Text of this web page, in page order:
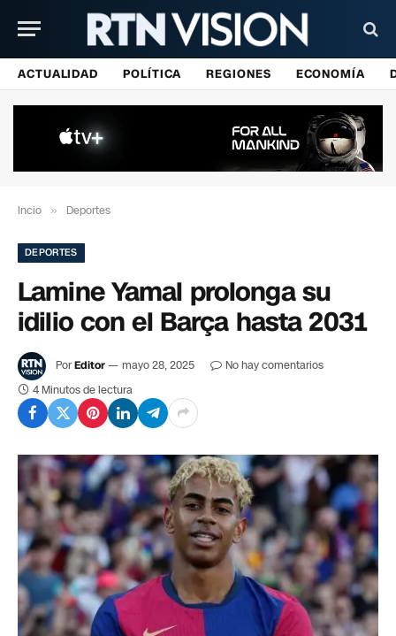
ACTUALIDAD POLÍTICA REGIONES ECONOMÍA
Incio » Deportes
DEPORTES
Lamine Yamal prolonga su
idilio con el Barça hasta 2031
PorEditor mayo 28, 2025
No hay comentarios
4 Minutos de lectura